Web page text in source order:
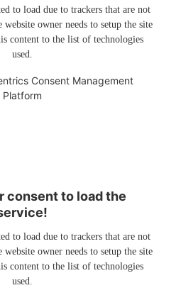
to load due to trackers that are not
owner needs to setup the site
content to the list of technologies
used.
Consent Management
Platform
consent to load the
to load due to trackers that are not
owner needs to setup the site
content to the list of technologies
used.